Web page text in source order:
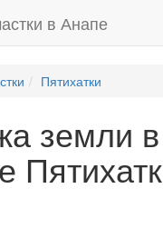
в Анапе
Пятихатки
земли в